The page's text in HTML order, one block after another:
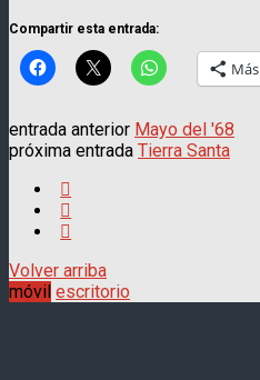
Compartir esta entrada:
Más
entrada anterior Mayo del '68
próxima entrada Tierra Santa
Volver arriba
móvil escritorio